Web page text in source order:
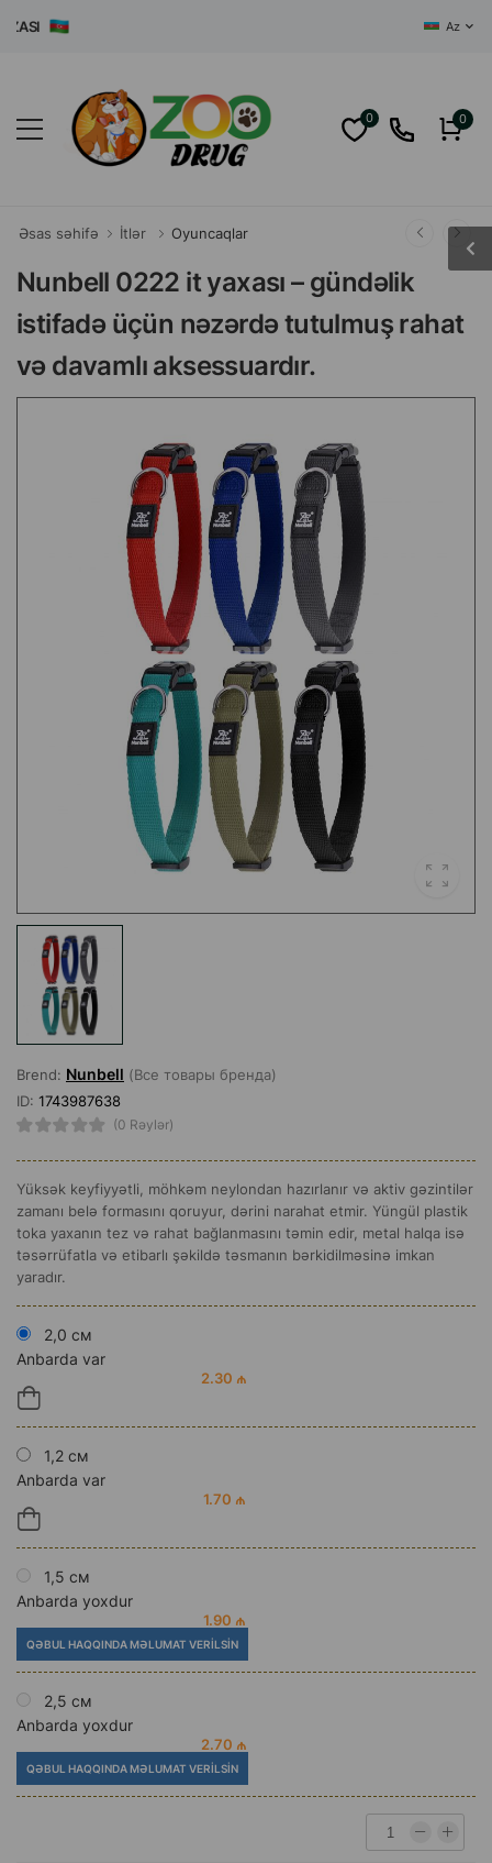
Az
0 0
Əsas səhifə İtlər Oyuncaqlar
Nunbell 0222 it yaxası – gündəlik
istifadə üçün nəzərdə tutulmuş rahat
və davamlı aksessuardır.
Brend: Nunbell (Все товары бренда)
ID: 1743987638
(0 Rəylər)
Yüksək keyfiyyətli, möhkəm neylondan hazırlanır və aktiv gəzintilər
zamanı belə formasını qoruyur, dərini narahat etmir. Yüngül plastik
toka yaxanın tez və rahat bağlanmasını təmin edir, metal halqa isə
təsərrüfatla və etibarlı şəkildə təsmanın bərkidilməsinə imkan
yaradır.
2,0 см
Anbarda var
2.30 ₼
1,2 см
Anbarda var
1.70 ₼
1,5 см
Anbarda yoxdur
1.90 ₼
QƏBUL HAQQINDA MƏLUMAT VERILSIN
2,5 см
Anbarda yoxdur
2.70 ₼
QƏBUL HAQQINDA MƏLUMAT VERILSIN